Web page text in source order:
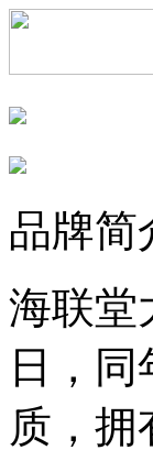
品牌简
海联堂
日，
质，